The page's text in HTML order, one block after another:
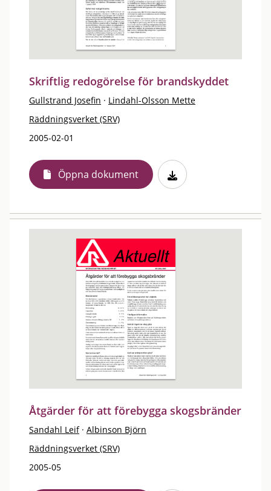
Skriftlig redogörelse för brandskyddet
Gullstrand Josefin · Lindahl-Olsson Mette
Räddningsverket (SRV)
2005-02-01
Öppna dokument
Åtgärder för att förebygga skogsbränder
Sandahl Leif · Albinson Björn
Räddningsverket (SRV)
2005-05